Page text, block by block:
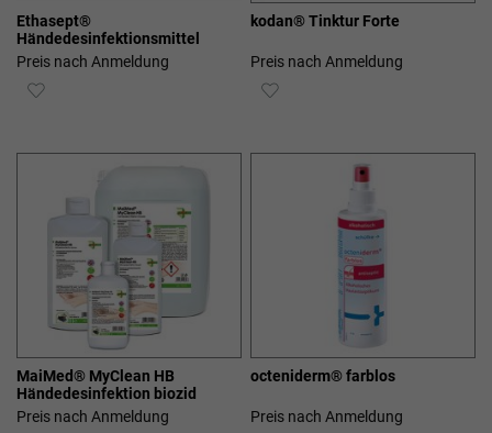
Ethasept®
Händedesinfektionsmittel
Preis nach Anmeldung
ZUR
kodan® Tinktur Forte
Preis nach Anmeldung
ZUR
HINZUFÜGEN
MaiMed® MyClean HB
Händedesinfektion biozid
Preis nach Anmeldung
octeniderm® farblos
Preis nach Anmeldung